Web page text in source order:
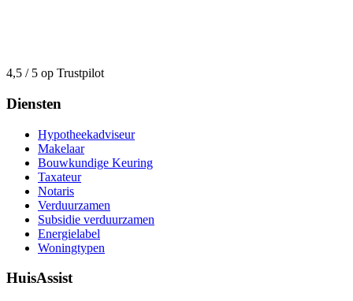
4,5 / 5 op Trustpilot
Diensten
Hypotheekadviseur
Makelaar
Bouwkundige Keuring
Taxateur
Notaris
Verduurzamen
Subsidie verduurzamen
Energielabel
Woningtypen
HuisAssist